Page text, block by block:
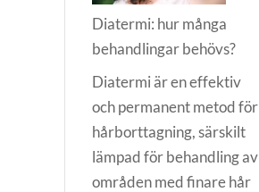
Diatermi: hur många
behandlingar behövs?
Diatermi är en effektiv
och permanent metod för
hårborttagning, särskilt
lämpad för behandling av
områden med finare hår